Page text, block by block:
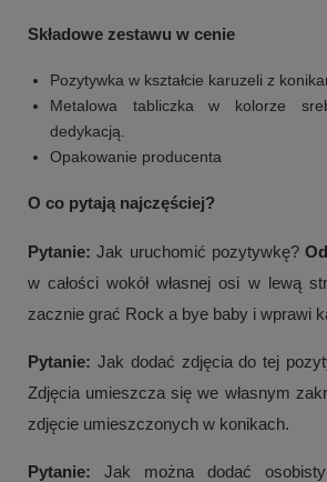
Składowe zestawu w cenie
Pozytywka w kształcie karuzeli z
Metalowa tabliczka w kolorze
dedykacją.
Opakowanie producenta
O co pytają najczęściej?
Pytanie: Jak uruchomić pozytywkę?
w całości wokół własnej osi w lewą
zacznie grać Rock a bye baby i wprawi
Pytanie: Jak dodać zdjęcia do tej
Zdjęcia umieszcza się we własnym
zdjęcie umieszczonych w konikach.
Pytanie: Jak można dodać